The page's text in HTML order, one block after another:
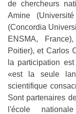
de chercheurs
Amine
(Concordia
ENSMA,
Poitier), et Carlos
la participation
«est la seule
scientifique
Sont partenaires
l'école